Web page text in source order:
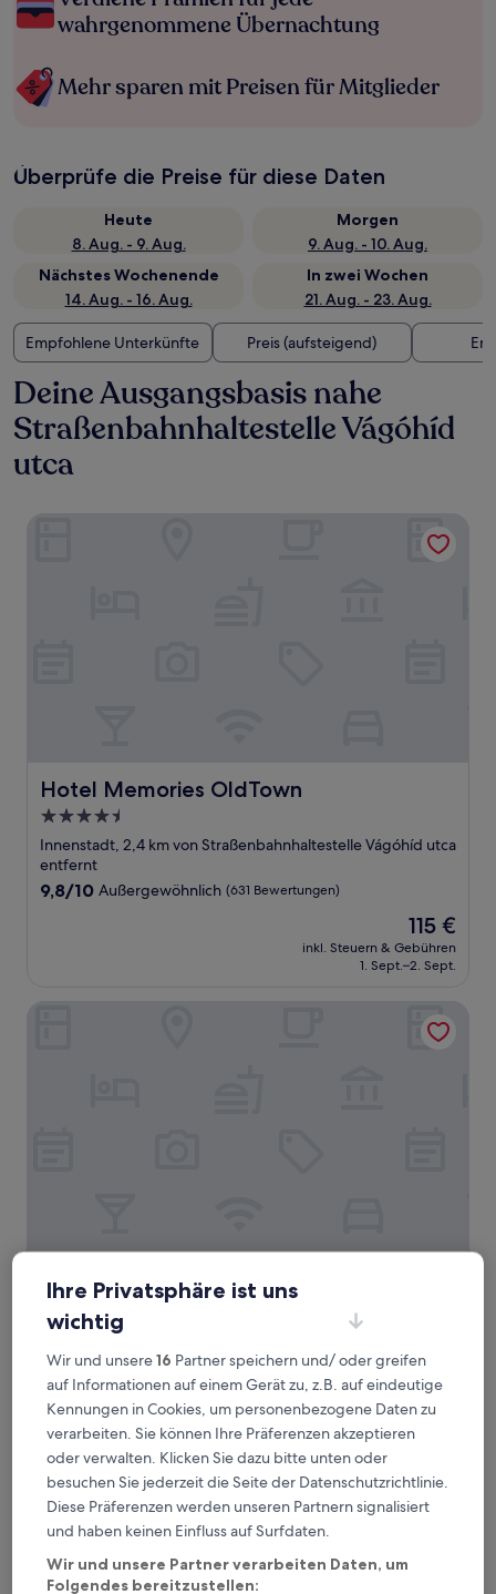
wahrgenommene Übernachtung
Mehr sparen mit Preisen für Mitglieder
Überprüfe die Preise für diese Daten
Heute
8. Aug. - 9. Aug.
Morgen
9. Aug. - 10. Aug.
Nächstes Wochenende
14. Aug. - 16. Aug.
In zwei Wochen
21. Aug. - 23. Aug.
Empfohlene Unterkünfte Preis (aufsteigend)
Deine Ausgangsbasis nahe
Straßenbahnhaltestelle Vágóhíd
utca
Hotel Memories OldTown
Hotel Memories OldTown
4.5-
Sterne-
Unterkunft
Innenstadt, 2,4 km von Straßenbahnhaltestelle Vágóhíd utca
entfernt
9.8
9,8/10 Außergewöhnlich (631 Bewertungen)
Der
Preis
beträgt
115 €
inkl. Steuern & Gebühren
1. Sept.–2. Sept.
Apartments Kozmo Residences
Budapest
5.0-
Sterne-
Unterkunft
Csarnok negyed, 1,9 km von Straßenbahnhaltestelle Vágóhíd
utca entfernt
9.8
10,
Außergewöhnlich,
(21
Bewertungen)
9,8/10 Außergewöhnlich (21 Bewertungen)
Der
beträgt
121 €
inkl. Steuern & Gebühren
17. Aug.–18. Aug.
Oasis Inn Budapest
Ihre Privatsphäre ist uns
wichtig
Wir und unsere16 Partner speichern und/ oder greifen
auf Informationen auf einem Gerät zu, z.B. auf eindeutige
Kennungen in Cookies, um personenbezogene Daten zu
verarbeiten. Sie können Ihre Präferenzen akzeptieren
oder verwalten. Klicken Sie dazu bitte unten oder
besuchen Sie jederzeit die Seite der Datenschutzrichtlinie.
Diese Präferenzen werden unseren Partnern signalisiert
und haben keinen Einfluss auf Surfdaten.
Wir und unsere Partner verarbeiten Daten, um
Folgendes bereitzustellen: